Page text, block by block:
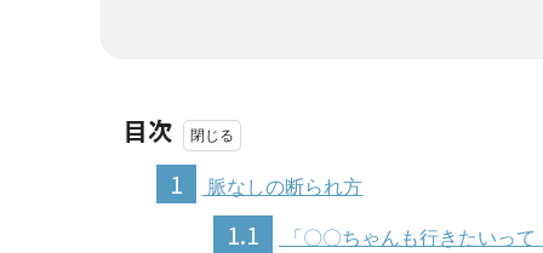
目次
1
脈なしの断られ方
1.1 「〇〇ちゃんも行きたいって